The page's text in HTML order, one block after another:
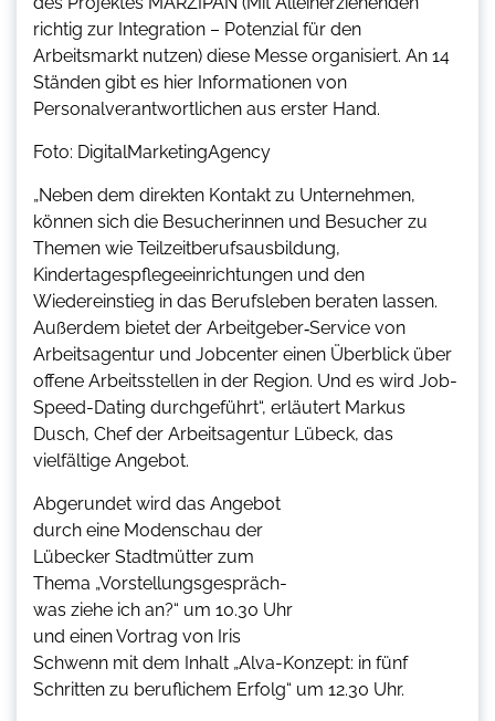
richtig zur Integration – Potenzial für den
Arbeitsmarkt nutzen) diese Messe organisiert. An 14
Ständen gibt es hier Informationen von
Personalverantwortlichen aus erster Hand.
Foto: DigitalMarketingAgency
„Neben dem direkten Kontakt zu Unternehmen,
können sich die Besucherinnen und Besucher zu
Themen wie Teilzeitberufsausbildung,
Kindertagespflegeeinrichtungen und den
Wiedereinstieg in das Berufsleben beraten lassen.
Außerdem bietet der Arbeitgeber‑Service von
Arbeitsagentur und Jobcenter einen Überblick über
offene Arbeitsstellen in der Region. Und es wird Job-
Speed-Dating durchgeführt“, erläutert Markus
Dusch, Chef der Arbeitsagentur Lübeck, das
vielfältige Angebot.
Abgerundet wird das Angebot
durch eine Modenschau der
Lübecker Stadtmütter zum
Thema „Vorstellungsgespräch-
was ziehe ich an?“ um 10.30 Uhr
und einen Vortrag von Iris
Schwenn mit dem Inhalt „Alva-Konzept: in fünf
Schritten zu beruflichem Erfolg“ um 12.30 Uhr.